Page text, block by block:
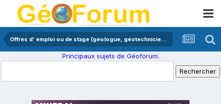
Offres d' emploi ou de stage (géologue, géotechnicien,...)
Principaux sujets de Géoforum.